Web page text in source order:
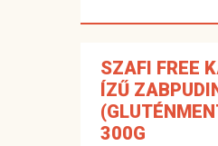
SZAFI FREE
ÍZŰ
300G